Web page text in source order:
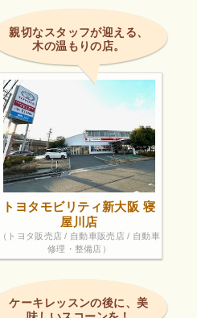
親切なスタッフが迎える、
木の温もりの店。
トヨタモビリティ新大阪 寝
屋川店
（トヨタ販売店 / 自動車販売店 / 自動車
修理・整備店）
ケーキレッスンの後に、美